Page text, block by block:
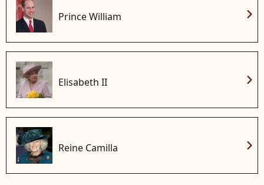
Prince William chevron_right
Elisabeth II chevron_right
Reine Camilla chevron_right